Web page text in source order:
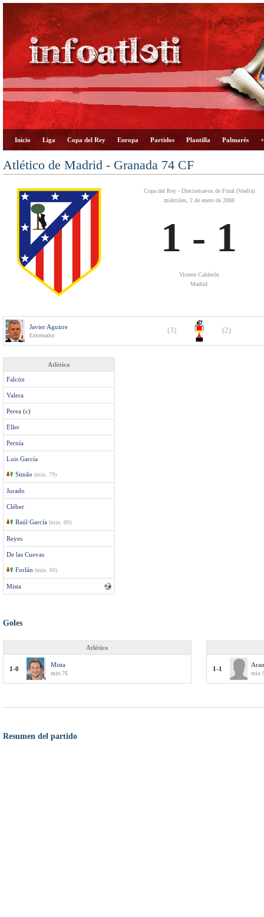
Inicio Liga Copa del Rey Europa Partidos Plantilla Palmarés
Atlético de Madrid - Granada 74 CF
Copa del Rey - Dieciseisavos de Final (Vuelta)
miércoles, 2 de enero de 2008
1 - 1
Vicente Calderón
Madrid
Javier Aguirre
Entrenador
(3) (2)
Atlético
Falcón
Valera
Perea (c)
Eller
Pernía
Luis García
Simão (min. 79)
Jurado
Cléber
Raúl García (min. 60)
Reyes
De las Cuevas
Forlán (min. 60)
Mista
Goles
Atlético
1-0
Mista
min.76
1-1
Resumen del partido